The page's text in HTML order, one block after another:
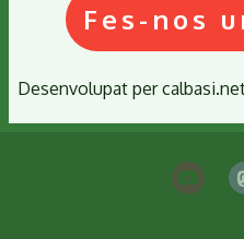
Fes-nos
Desenvolupat per